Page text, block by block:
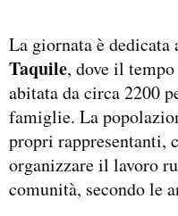
La giornata è
Taquile, dove il
abitata da circa 2200
famiglie. La
propri rappresentanti,
organizzare il lavoro
comunità, secondo le